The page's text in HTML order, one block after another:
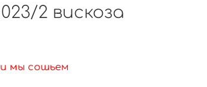
2 вискоза
мы сошьем